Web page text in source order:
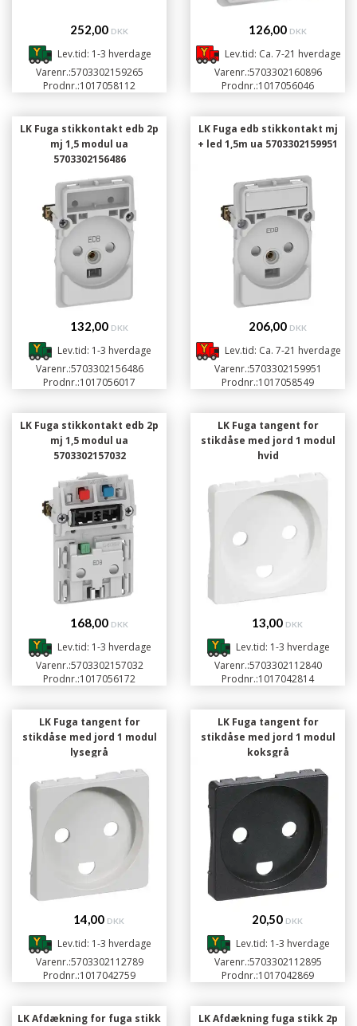
252,00 DKK
Lev.tid: 1-3 hverdage
Varenr.:5703302159265
Prodnr.:1017058112
126,00 DKK
Lev.tid: Ca. 7-21 hverdage
Varenr.:5703302160896
Prodnr.:1017056046
LK Fuga stikkontakt edb 2p
mj 1,5 modul ua
5703302156486
132,00 DKK
Lev.tid: 1-3 hverdage
Varenr.:5703302156486
Prodnr.:1017056017
LK Fuga edb stikkontakt mj
+ led 1,5m ua 5703302159951
206,00 DKK
Lev.tid: Ca. 7-21 hverdage
Varenr.:5703302159951
Prodnr.:1017058549
LK Fuga stikkontakt edb 2p
mj 1,5 modul ua
5703302157032
168,00 DKK
Lev.tid: 1-3 hverdage
Varenr.:5703302157032
Prodnr.:1017056172
LK Fuga tangent for
stikdåse med jord 1 modul
hvid
13,00 DKK
Lev.tid: 1-3 hverdage
Varenr.:5703302112840
Prodnr.:1017042814
LK Fuga tangent for
stikdåse med jord 1 modul
lysegrå
14,00 DKK
Lev.tid: 1-3 hverdage
Varenr.:5703302112789
Prodnr.:1017042759
LK Fuga tangent for
stikdåse med jord 1 modul
koksgrå
20,50 DKK
Lev.tid: 1-3 hverdage
Varenr.:5703302112895
Prodnr.:1017042869
LK Afdækning for fuga stikk
LK Afdækning fuga stikk 2p